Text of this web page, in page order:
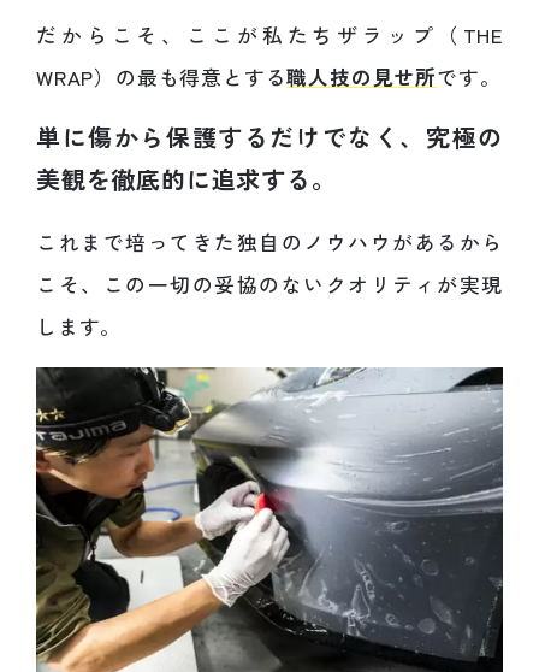
だからこそ、ここが私たちザラップ（THE
WRAP）の最も得意とする職人技の見せ所です。
単に傷から保護するだけでなく、究極の
美観を徹底的に追求する。
これまで培ってきた独自のノウハウがあるから
こそ、この一切の妥協のないクオリティが実現
します。